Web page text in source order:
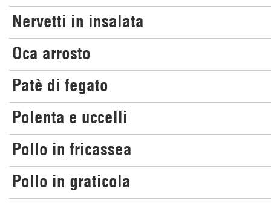
Nervetti in insalata
Oca arrosto
Patè di fegato
Polenta e uccelli
Pollo in fricassea
Pollo in graticola